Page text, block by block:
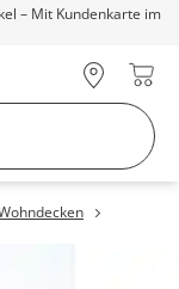
– Mit Kundenkarte im